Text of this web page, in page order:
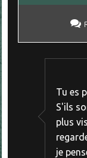
Tu es
S'ils
plus
je